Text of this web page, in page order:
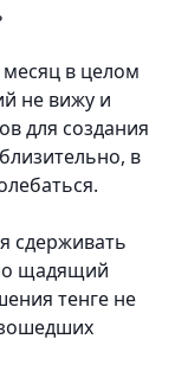
месяц в целом
не вижу и
для создания
в
сдерживать
щадящий
тенге не